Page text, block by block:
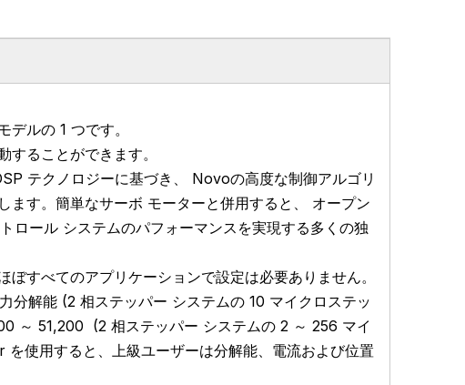
ルの 1 つです。
ることができます。
テクノロジーに基づき、 Novoの高度な制御アルゴリ
ます。簡単なサーボ モーターと併用すると、 オープン
ロール システムのパフォーマンスを実現する多くの独
ぼすべてのアプリケーションで設定は必要ありません。
分解能 (2 相ステッパー システムの 10 マイクロステッ
～ 51,200 (2 相ステッパー システムの 2 ～ 256 マイ
使用すると、上級ユーザーは分解能、電流および位置